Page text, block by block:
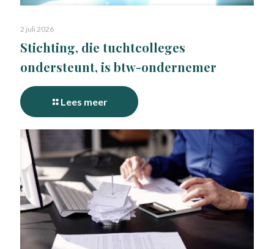
2 juli 2026
Stichting, die tuchtcolleges
ondersteunt, is btw-ondernemer
Lees meer